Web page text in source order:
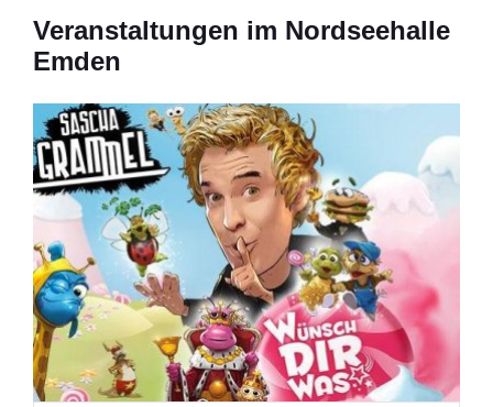
Veranstaltungen im Nordseehalle
Emden